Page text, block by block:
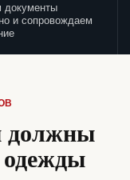
документы
и сопровождаем
должны